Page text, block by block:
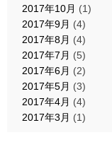
2017年10月 (1)
2017年9月 (4)
2017年8月 (4)
2017年7月 (5)
2017年6月 (2)
2017年5月 (3)
2017年4月 (4)
2017年3月 (1)